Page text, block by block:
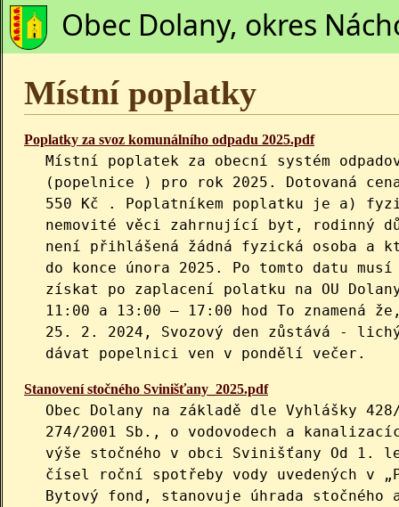
Obec Dolany, okres
Místní poplatky
Poplatky za svoz komunálního odpadu 2025.pdf
Místní poplatek za obecní systém
(popelnice ) pro rok 2025. Dotovaná
550 Kč . Poplatníkem poplatku je a)
nemovité věci zahrnující byt, rodinný
není přihlášená žádná fyzická osoba a
do konce února 2025. Po tomto datu
získat po zaplacení polatku na OU
11:00 a 13:00 – 17:00 hod To znamená
25. 2. 2024, Svozový den zůstává -
dávat popelnici ven v pondělí večer.
Stanovení stočného Svinišťany_2025.pdf
Obec Dolany na základě dle Vyhlášky
274/2001 Sb., o vodovodech a
výše stočného v obci Svinišťany Od 1.
čísel roční spotřeby vody uvedených v
Bytový fond, stanovuje úhrada